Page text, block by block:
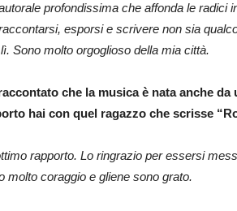
profondissima che affonda le radici
esporsi e scrivere non sia
Sono molto orgoglioso della mia città.
che la musica è nata anche
hai con quel ragazzo che scrisse
rapporto. Lo ringrazio per essersi
molto coraggio e gliene sono grato.